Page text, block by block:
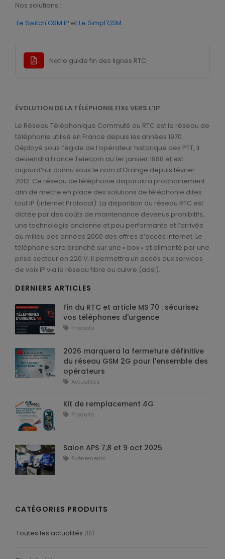
Sirènes extérieures
Alimentations
Autres produits
Tous nos produits
Nos solutions :
Le Switch'GSM IP etLe Simpl'GSM
Notre guide fin des lignes RTC
ÉVOLUTION DE LA TÉLÉPHONIE FIXE VERS L’IP
Le Réseau Téléphonique Commuté ou RTC est le réseau de
téléphonie utilisé en France depuis les années 1970.
Déployé sous l’égide de l’opérateur historique des PTT, il
deviendra France Telecom au 1er janvier 1988 et est
aujourd’hui connu sous le nom d’Orange depuis février
2012. Ce réseau de téléphonie disparaitra prochainement
afin de mettre en place des solutions de téléphonie dites
tout IP (Internet Protocol). La disparition du réseau RTC est
dictée par des coûts de maintenance devenus prohibitifs,
une technologie ancienne et peu performante et l’arrivée
au milieu des années 2000 des offres d’accès internet. Le
téléphone sera branché sur une « box » et alimenté par une
prise secteur en 220 V. Il permettra un accès aux services
de voix IP via le réseau fibre ou cuivre (adsl).
DERNIERS ARTICLES
Fin du RTC et article MS 70 : sécurisez
vos téléphones d'urgence
Produits
2026 marquera la fermeture définitive
du réseau GSM 2G pour l'ensemble des
opérateurs
Actualités
Kit de remplacement 4G
Produits
Salon APS 7,8 et 9 oct 2025
Evénements
CATÉGORIES PRODUITS
Toutes les actualités (18)